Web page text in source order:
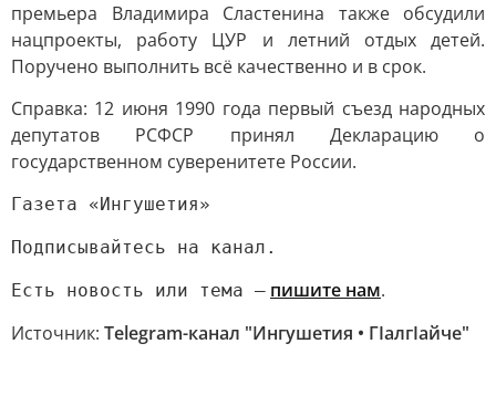
премьера Владимира Сластенина также обсудили
нацпроекты, работу ЦУР и летний отдых детей.
Поручено выполнить всё качественно и в срок.
Справка: 12 июня 1990 года первый съезд народных
депутатов РСФСР принял Декларацию о
государственном суверенитете России.
Газета «Ингушетия»
Подписывайтесь на канал.
Есть новость или тема — пишите нам.
Источник: Telegram-канал "Ингушетия • ГIалгIайче"